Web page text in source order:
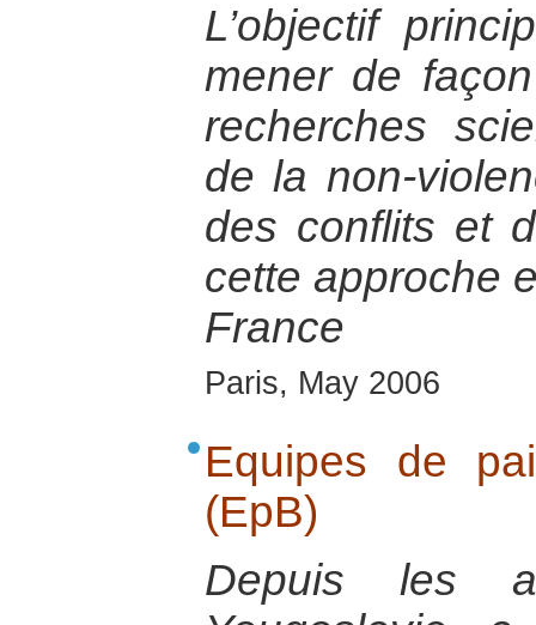
L’objectif
mener de
recherches
de la non-
des conflits et
cette approche
France
Paris, May 2006
Equipes de
(EpB)
Depuis les